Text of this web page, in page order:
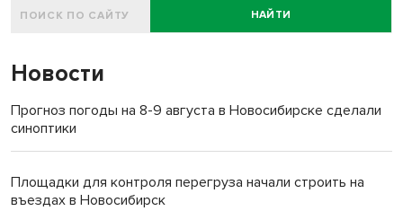
НАЙТИ
Новости
Прогноз погоды на 8-9 августа в Новосибирске сделали
синоптики
Площадки для контроля перегруза начали строить на
въездах в Новосибирск